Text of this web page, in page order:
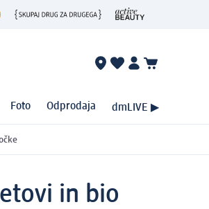
Foto Odprodaja dmLIVE ▶
in bio